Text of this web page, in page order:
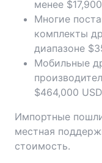
менее
Многие
комплекты
диапазоне
Мобильные
$464,000
Импортные
местная
стоимость.